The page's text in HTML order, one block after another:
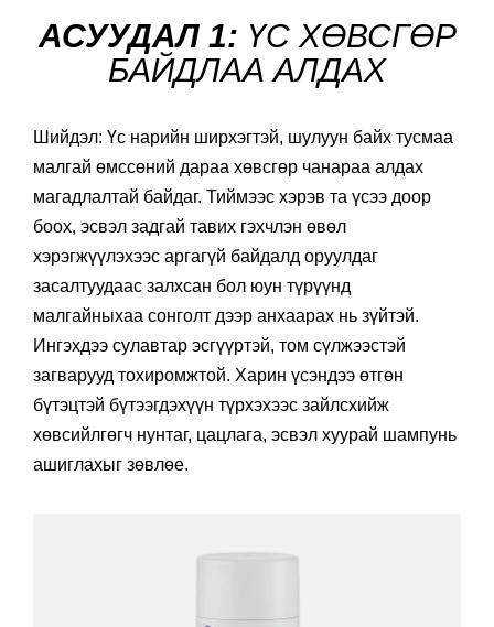
АСУУДАЛ 1: ҮС ХӨВСГӨР
БАЙДЛАА АЛДАХ
Шийдэл: Үс нарийн ширхэгтэй, шулуун байх тусмаа
малгай өмссөний дараа хөвсгөр чанараа алдах
магадлалтай байдаг. Тиймээс хэрэв та үсээ доор
боох, эсвэл задгай тавих гэхчлэн өвөл
хэрэгжүүлэхээс аргагүй байдалд оруулдаг
засалтуудаас залхсан бол юун түрүүнд
малгайныхаа сонголт дээр анхаарах нь зүйтэй.
Ингэхдээ сулавтар эсгүүртэй, том сүлжээстэй
загварууд тохиромжтой. Харин үсэндээ өтгөн
бүтэцтэй бүтээгдэхүүн түрхэхээс зайлсхийж
хөвсийлгөгч нунтаг, цацлага, эсвэл хуурай шампунь
ашиглахыг зөвлөе.